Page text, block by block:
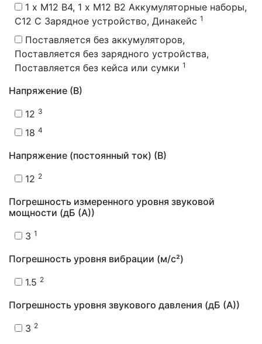
1 x M12 B4, 1 x M12 B2 Аккумуляторные наборы,
C12 C Зарядное устройство, Динакейс 1
Поставляется без аккумуляторов,
Поставляется без зарядного устройства,
Поставляется без кейса или сумки 1
Напряжение (В)
12 3
18 4
Напряжение (постоянный ток) (В)
12 2
Погрешность измеренного уровня звуковой
мощности (дБ (А))
3 1
Погрешность уровня вибрации (м/с²)
1.5 2
Погрешность уровня звукового давления (дБ (А))
3 2